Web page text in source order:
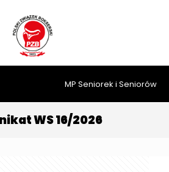
MP Seniorek i Seniorów
WS 16/2026